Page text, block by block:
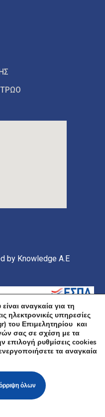
by Knowledge A.E
και Αναβάθμιση
Υπηρεσιών του
Πρόγραμμα
από την
Ταμείο Περιφερειακής
πόρους μέσω του
αναγκαία για τη
ηλεκτρονικές υπηρεσίες
του Επιμελητηρίου και
σας σε σχέση με τα
επιλογή ρυθμίσεις cookies
τα αναγκαία
όλων
ΤΟΥ COOKIE BANNER ΓΙΑ